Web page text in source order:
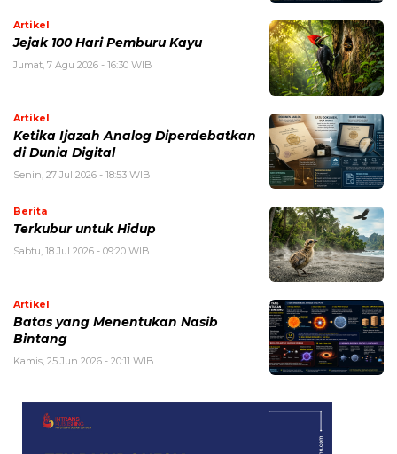
Artikel
Jejak 100 Hari Pemburu Kayu
Jumat, 7 Agu 2026 - 16:30 WIB
Artikel
Ketika Ijazah Analog Diperdebatkan
di Dunia Digital
Senin, 27 Jul 2026 - 18:53 WIB
Berita
Terkubur untuk Hidup
Sabtu, 18 Jul 2026 - 09:20 WIB
Artikel
Batas yang Menentukan Nasib
Bintang
Kamis, 25 Jun 2026 - 20:11 WIB